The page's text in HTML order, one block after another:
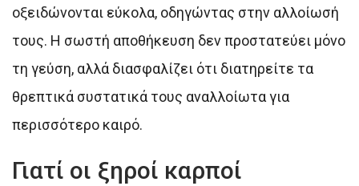
οξειδώνονται εύκολα, οδηγώντας στην αλλοίωσή
τους. Η σωστή αποθήκευση δεν προστατεύει μόνο
τη γεύση, αλλά διασφαλίζει ότι διατηρείτε τα
θρεπτικά συστατικά τους αναλλοίωτα για
περισσότερο καιρό.
Γιατί οι ξηροί καρποί